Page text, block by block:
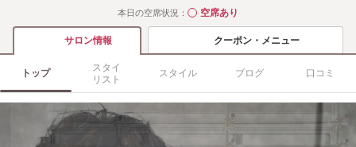
本日の空席状況： ◯空席あり
サロン情報 クーポン・メニュー
トップ
スタイ
リスト
スタイル ブログ 口コミ